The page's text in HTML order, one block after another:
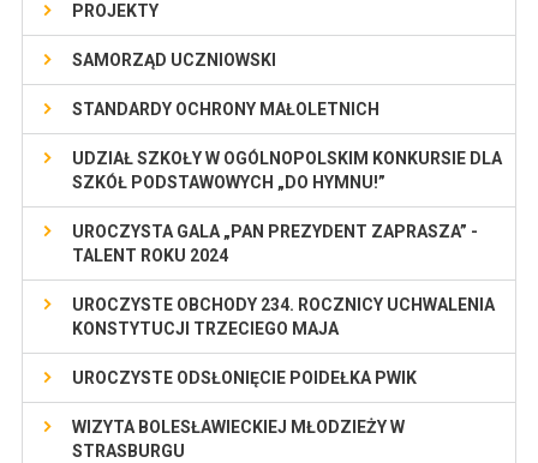
PROJEKTY
SAMORZĄD UCZNIOWSKI
STANDARDY OCHRONY MAŁOLETNICH
UDZIAŁ SZKOŁY W OGÓLNOPOLSKIM KONKURSIE DLA
SZKÓŁ PODSTAWOWYCH „DO HYMNU!”
UROCZYSTA GALA „PAN PREZYDENT ZAPRASZA” -
TALENT ROKU 2024
UROCZYSTE OBCHODY 234. ROCZNICY UCHWALENIA
KONSTYTUCJI TRZECIEGO MAJA
UROCZYSTE ODSŁONIĘCIE POIDEŁKA PWIK
WIZYTA BOLESŁAWIECKIEJ MŁODZIEŻY W
STRASBURGU